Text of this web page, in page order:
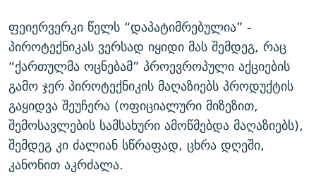
ფეიერვერკი წელს “დაპატიმრებულია” -
პიროტექნიკას ვერსად იყიდი მას შემდეგ, რაც
“ქართულმა ოცნებამ” პროევროპული აქციების
გამო ჯერ პიროტექნიკის მაღაზიებს პროდუქტის
გაყიდვა შეუჩერა (ოფიციალური მიზეზით,
შემოსავლების სამსახური ამოწმებდა მაღაზიებს),
შემდეგ კი ძალიან სწრაფად, ცხრა დღეში,
კანონითაკრძალა.